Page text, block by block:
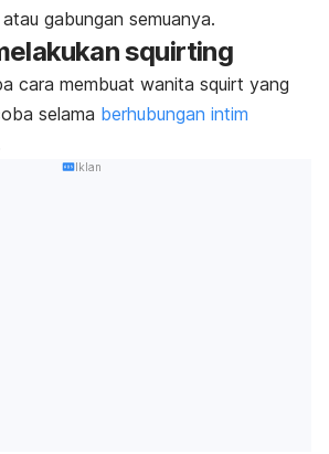
gabungan semuanya.
squirting
cara membuat wanita squirt yang
selama berhubungan intim
Iklan